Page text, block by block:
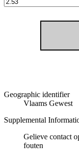
Geographic identifier
Vlaams Gewest
Supplemental
Gelieve contact
fouten